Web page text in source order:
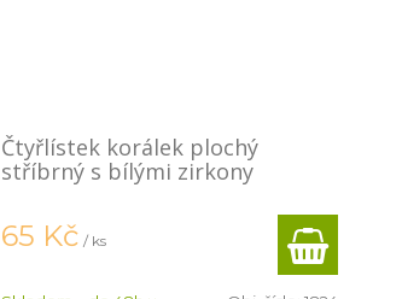
Čtyřlístek korálek plochý
stříbrný s bílými zirkony
65 Kč / ks